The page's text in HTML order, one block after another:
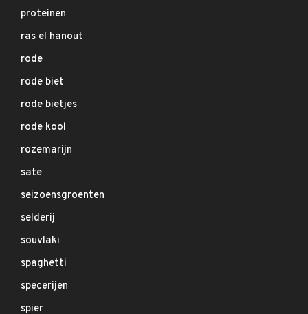
proteinen
ras el hanout
rode
rode biet
rode bietjes
rode kool
rozemarijn
sate
seizoensgroenten
selderij
souvlaki
spaghetti
specerijen
spier